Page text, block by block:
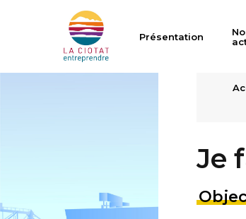
Hit enter to search or
Présentation
Je